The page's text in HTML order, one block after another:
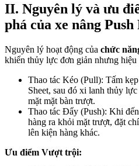
II. Nguyên lý và ưu
phá của xe nâng Push
Nguyên lý hoạt động của chức
khiển thủy lực đơn giản nhưng hiệu
Thao tác Kéo (Pull): Tấm
Sheet, sau đó xi lanh thủy
mặt mặt bàn trượt.
Thao tác Đẩy (Push): Khi
hàng ra khỏi mặt trượt, đặt
lên kiện hàng khác.
Ưu điểm Vượt trội: